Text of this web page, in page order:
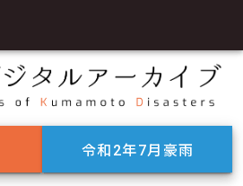
令和2年7月豪雨